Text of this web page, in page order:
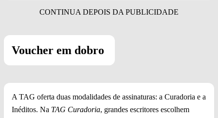
Voucher em dobro
A TAG oferta duas modalidades de assinaturas: a Curadoria e a
Inéditos. Na TAG Curadoria, grandes escritores escolhem